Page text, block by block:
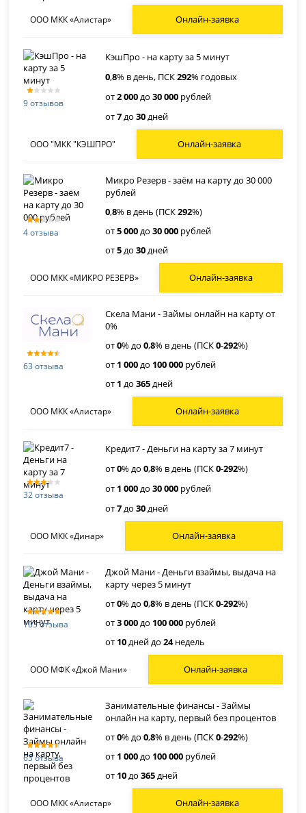
ООО МКК «Алистар» Онлайн-заявка
9 отзывов
КэшПро - на карту за 5 минут
0,8% в день, ПСК292% годовых
от2 000до30 000 рублей
от7до30дней
ООО "МКК "КЭШПРО" Онлайн-заявка
4 отзыва
Микро Резерв - заём на карту до 30 000
рублей
0,8% в день (ПСК292%)
от5 000до30 000 рублей
от5до30дней
ООО МКК «МИКРО РЕЗЕРВ» Онлайн-заявка
63 отзыва
Скела Мани - Займы онлайн на карту от
0%
от0% до0,8% в день (ПСК0-292%)
от 1 000до 100 000 рублей
от 1 до365дней
ООО МКК «Алистар» Онлайн-заявка
32 отзыва
Кредит7 - Деньги на карту за 7 минут
от0% до0,8% в день (ПСК0-292%)
от 1 000до30 000 рублей
от7до30дней
ООО МКК «Динар» Онлайн-заявка
103 отзыва
Джой Мани - Деньги взаймы, выдача на
карту через 5 минут
от0% до0,8% в день (ПСК0-292%)
от3 000до 100 000 рублей
от 10дней до24недель
ООО МФК «Джой Мани» Онлайн-заявка
63 отзыва
Занимательные финансы - Займы
онлайн на карту, первый без процентов
от0% до0,8% в день (ПСК0-292%)
от 1 000до 100 000 рублей
от 10до365дней
ООО МКК «Алистар» Онлайн-заявка